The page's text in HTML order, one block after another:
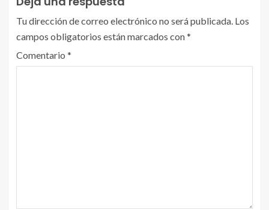
Tu dirección de correo electrónico no será publicada. Los
campos obligatorios están marcados con*
Comentario *